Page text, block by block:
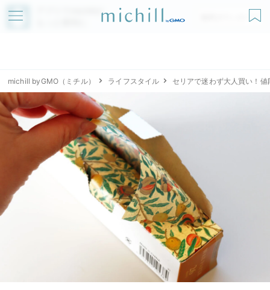
アプリでmichillが
無料ダウンロード
michill byGMO（ミチル） ライフスタイル セリアで迷わず大人買い！